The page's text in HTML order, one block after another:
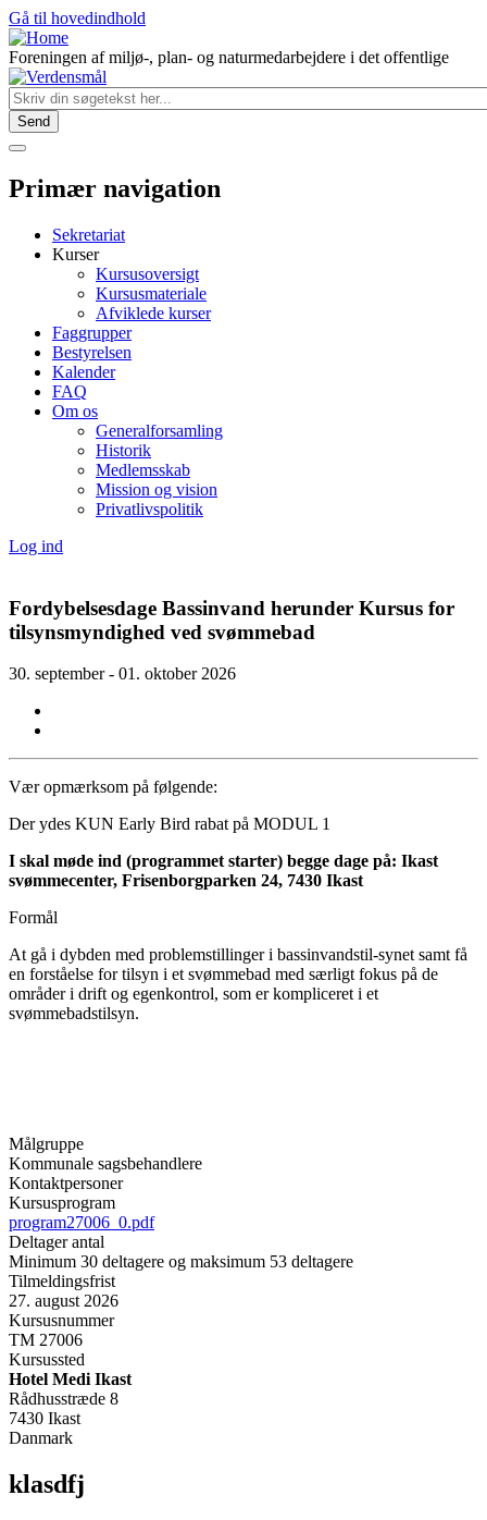
Gå til hovedindhold
Foreningen af miljø-, plan- og naturmedarbejdere i det offentlige
Primær navigation
Sekretariat
Kurser
Kursusoversigt
Kursusmateriale
Afviklede kurser
Faggrupper
Bestyrelsen
Kalender
FAQ
Om os
Generalforsamling
Historik
Medlemsskab
Mission og vision
Privatlivspolitik
Log ind
Fordybelsesdage Bassinvand herunder Kursus for
tilsynsmyndighed ved svømmebad
30. september - 01. oktober 2026
Vær opmærksom på følgende:
Der ydes KUN Early Bird rabat på MODUL 1
I skal møde ind (programmet starter) begge dage på: Ikast
svømmecenter, Frisenborgparken 24, 7430 Ikast
Formål
At gå i dybden med problemstillinger i bassinvandstil-synet samt få
en forståelse for tilsyn i et svømmebad med særligt fokus på de
områder i drift og egenkontrol, som er kompliceret i et
svømmebadstilsyn.
Målgruppe
Kommunale sagsbehandlere
Kontaktpersoner
Kursusprogram
program27006_0.pdf
Deltager antal
Minimum 30 deltagere og maksimum 53 deltagere
Tilmeldingsfrist
27. august 2026
Kursusnummer
TM 27006
Kursussted
Hotel Medi Ikast
Rådhusstræde 8
7430 Ikast
Danmark
klasdfj